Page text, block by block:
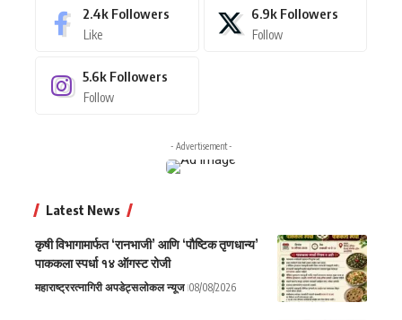
2.4k Followers
Like
6.9k Followers
Follow
5.6k Followers
Follow
- Advertisement -
Latest News
कृषी विभागामार्फत ‘रानभाजी’ आणि ‘पौष्टिक तृणधान्य’
पाककला स्पर्धा १४ ऑगस्ट रोजी
महाराष्ट्ररत्नागिरी अपडेट्सलोकल न्यूज 08/08/2026